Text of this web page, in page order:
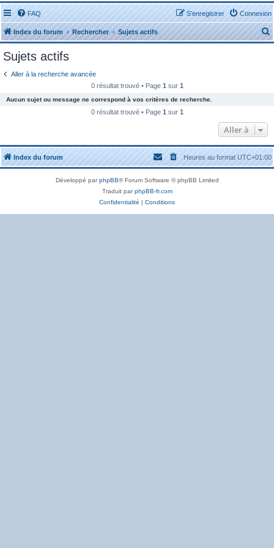
FAQ Connexion
S’enregistrer
Index du forum Rechercher Sujets actifs
e
e
r
Sujets actifs
Aller à la recherche avancée
0 résultat trouvé • Page 1 sur 1
Aucun sujet ou message ne correspond à vos critères de recherche.
0 résultat trouvé • Page 1 sur 1
Aller à
Index du forum Heures au formatUTC+01:00
Développé parphpBB® Forum Software © phpBB Limited
Traduit parphpBB-fr.com
Confidentialité | Conditions